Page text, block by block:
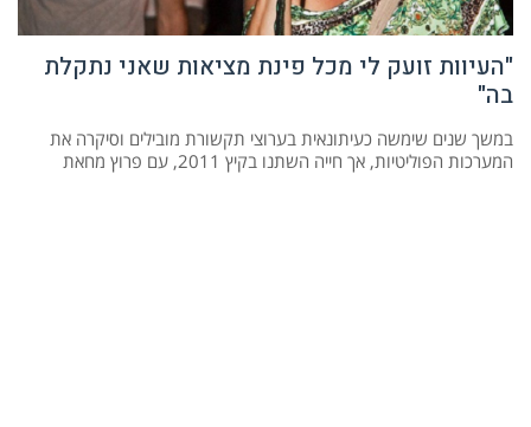
"העיוות זועק לי מכל פינת מציאות שאני נתקלת
בה"
במשך שנים שימשה כעיתונאית בערוצי תקשורת מובילים וסיקרה את
המערכות הפוליטיות, אך חייה השתנו בקיץ 2011, עם פרוץ מחאת